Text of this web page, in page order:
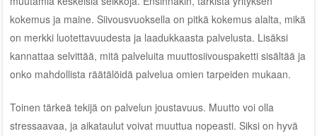
kokemus ja maine. Siivousvuoksella on pitkä kokemus alalta, mikä
on merkki luotettavuudesta ja laadukkaasta palvelusta. Lisäksi
kannattaa selvittää, mitä palveluita muuttosiivouspaketti sisältää ja
onko mahdollista räätälöidä palvelua omien tarpeiden mukaan.
Toinen tärkeä tekijä on palvelun joustavuus. Muutto voi olla
stressaavaa, ja aikataulut voivat muuttua nopeasti. Siksi on hyvä